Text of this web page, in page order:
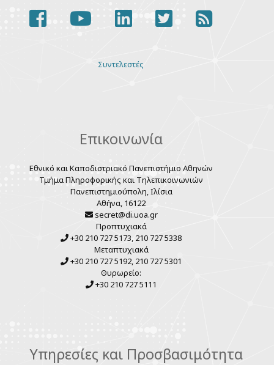
facebookyoutubelinkedintwitterrss
Συντελεστές
Επικοινωνία
Εθνικό και Καποδιστριακό Πανεπιστήμιο Αθηνών
Τμήμα Πληροφορικής και Τηλεπικοινωνιών
Πανεπιστημιούπολη, Ιλίσια
Αθήνα, 16122
secret@di.uoa.gr
Προπτυχιακά
+30 210 727 5173, 210 727 5338
Μεταπτυχιακά
+30 210 727 5192, 210 727 5301
Θυρωρείο:
+30 210 727 5111
Υπηρεσίες και Προσβασιμότητα